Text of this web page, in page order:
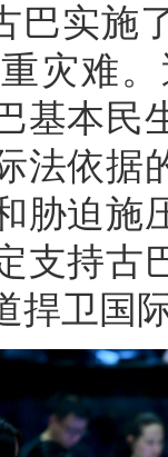
巴实施
灾难
基本民
法依据
胁迫施
支持古
捍卫国